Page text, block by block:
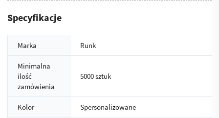
Specyfikacje
Marka Runk
Minimalna
ilość
zamówienia
5000 sztuk
Kolor Spersonalizowane